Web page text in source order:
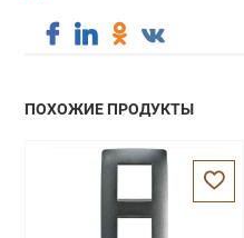
ПОХОЖИЕ ПРОДУКТЫ